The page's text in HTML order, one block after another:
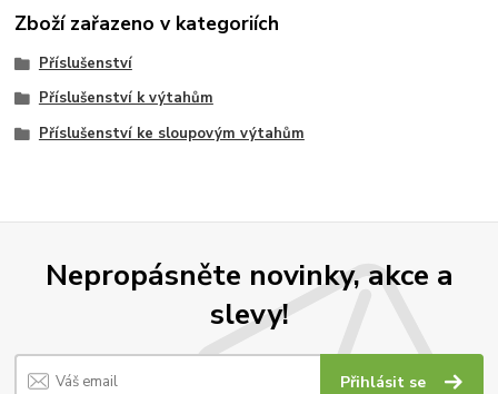
Zboží zařazeno v kategoriích
Příslušenství
Příslušenství k výtahům
Příslušenství ke sloupovým výtahům
Nepropásněte novinky, akce a
slevy!
Přihlásit se